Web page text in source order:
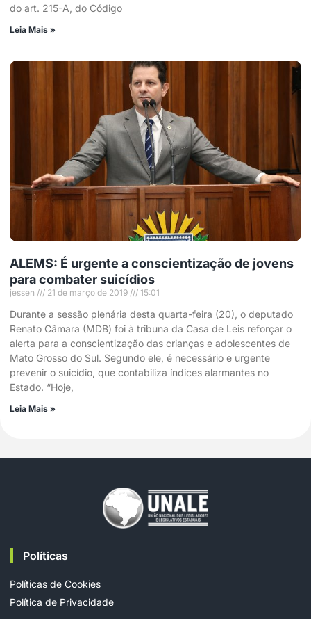
do art. 215-A, do Código
Leia Mais »
ALEMS: É urgente a conscientização de jovens
para combater suicídios
jessen 21 de março de 2019 15:01
Durante a sessão plenária desta quarta-feira (20), o deputado
Renato Câmara (MDB) foi à tribuna da Casa de Leis reforçar o
alerta para a conscientização das crianças e adolescentes de
Mato Grosso do Sul. Segundo ele, é necessário e urgente
prevenir o suicídio, que contabiliza índices alarmantes no
Estado. “Hoje,
Leia Mais »
Políticas
Políticas de Cookies
Política de Privacidade